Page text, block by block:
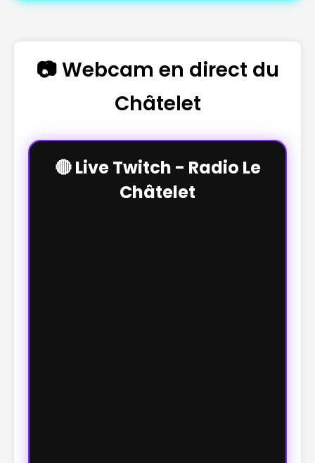
📷 Webcam en direct du
Châtelet
🔴 Live Twitch - Radio Le
Châtelet